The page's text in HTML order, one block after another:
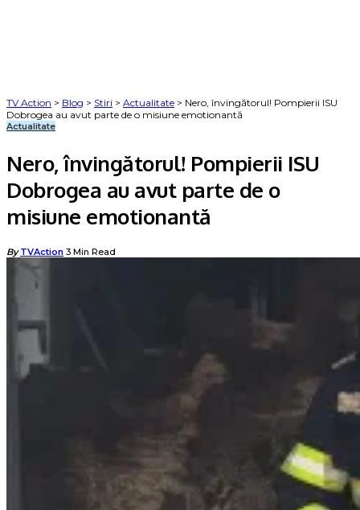
TV Action > Blog > Stiri > Actualitate > Nero, învingătorul! Pompierii ISU
Dobrogea au avut parte de o misiune emotionantă
Actualitate
Nero, învingătorul! Pompierii ISU
Dobrogea au avut parte de o
misiune emotionantă
Posted
ByTVAction 3 Min Read